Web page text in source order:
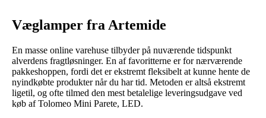
Væglamper fra Artemide
En masse online varehuse tilbyder på nuværende tidspunkt
alverdens fragtløsninger. En af favoritterne er for nærværende
pakkeshoppen, fordi det er ekstremt fleksibelt at kunne hente de
nyindkøbte produkter når du har tid. Metoden er altså ekstremt
ligetil, og ofte tilmed den mest betalelige leveringsudgave ved
køb af Tolomeo Mini Parete, LED.